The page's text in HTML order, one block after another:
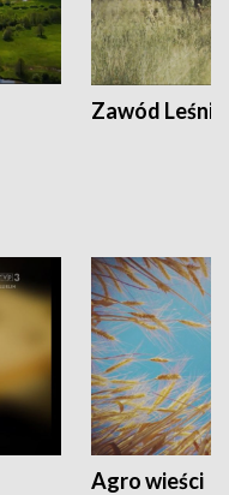
Zawód Leśnik
Agro wieści